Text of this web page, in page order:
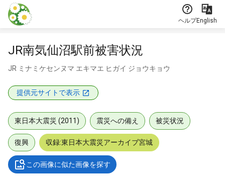
本文に飛ぶ
ヘルプEnglish
JR南気仙沼駅前被害状況
JR ミナミケセンヌマ エキマエ ヒガイ ジョウキョウ
提供元サイトで表示
東日本大震災 (2011) 震災への備え 被災状況
復興 収録:東日本大震災アーカイブ宮城
この画像に似た画像を探す